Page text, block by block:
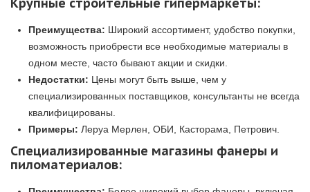
Преимущества: Широкий ассортимент, удобство покупки,
возможность приобрести все необходимые материалы в
одном месте, часто бывают акции и скидки.
Недостатки: Цены могут быть выше, чем у
специализированных поставщиков, консультанты не всегда
квалифицированы.
Примеры: Леруа Мерлен, ОБИ, Касторама, Петрович.
Специализированные магазины фанеры и
пиломатериалов: